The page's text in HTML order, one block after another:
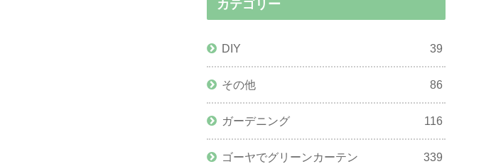
カテゴリー
DIY 39
その他 86
ガーデニング 116
ゴーヤでグリーンカーテン 339